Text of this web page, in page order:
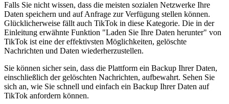
Falls Sie nicht wissen, dass die meisten sozialen Netzwerke Ihre
Daten speichern und auf Anfrage zur Verfügung stellen können.
Glücklicherweise fällt auch TikTok in diese Kategorie. Die in der
Einleitung erwähnte Funktion "Laden Sie Ihre Daten herunter" von
TikTok ist eine der effektivsten Möglichkeiten, gelöschte
Nachrichten und Daten wiederherzustellen.
Sie können sicher sein, dass die Plattform ein Backup Ihrer Daten,
einschließlich der gelöschten Nachrichten, aufbewahrt. Sehen Sie
sich an, wie Sie schnell und einfach ein Backup Ihrer Daten auf
TikTok anfordern können.